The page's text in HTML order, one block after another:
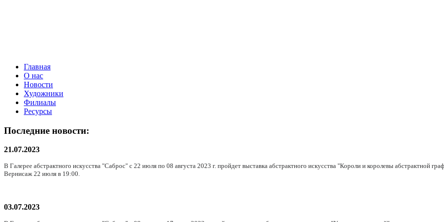
Главная
О нас
Новости
Художники
Филиалы
Ресурсы
Последние новости:
21.07.2023
В Галерее абстрактного искусства "Саброс" с 22 июля по 08 августа 2023 г. пройдет выставка абстрактного искусства "Короли и королевы абстрактной
Вернисаж 22 июля в 19:00.
03.07.2023